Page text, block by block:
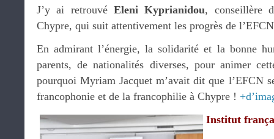
J’y ai retrouvé Eleni Kyprianidou, conseillère
Chypre, qui suit attentivement les progrès de
En admirant l’énergie, la solidarité et la bonne
parents, de nationalités diverses, pour animer
pourquoi Myriam Jacquet m’avait dit que l’EFCN
francophonie et de la francophilie à Chypre !
Institut